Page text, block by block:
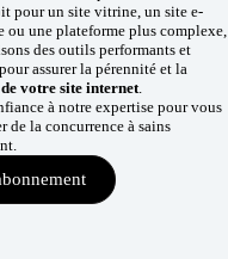
pour un site vitrine, un site e-
ou une plateforme plus complexe,
des outils performants et
assurer la pérennité et la
votre site internet.
à notre expertise pour vous
de la concurrence à sains